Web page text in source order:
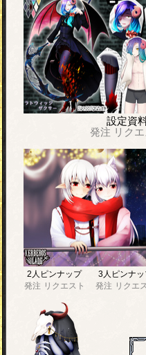
設定資
発注 リクエ
2人ピンナップ
発注 リクエスト
3人ピンナ
発注 リクエ